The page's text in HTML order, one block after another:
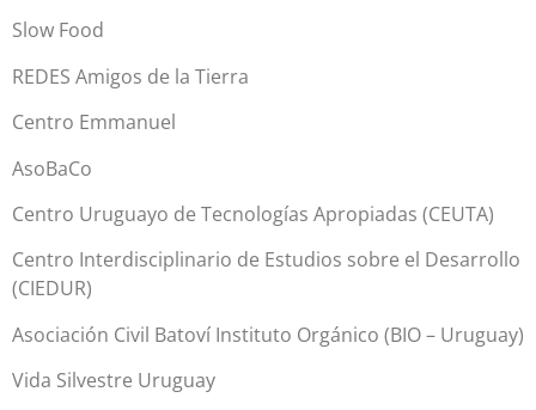
Slow Food
REDES Amigos de la Tierra
Centro Emmanuel
AsoBaCo
Centro Uruguayo de Tecnologías Apropiadas (CEUTA)
Centro Interdisciplinario de Estudios sobre el Desarrollo
(CIEDUR)
Asociación Civil Batoví Instituto Orgánico (BIO – Uruguay)
Vida Silvestre Uruguay